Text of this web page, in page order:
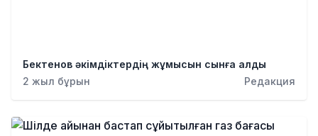
Бектенов әкімдіктердің жұмысын сынға алды
2 жыл бұрын
Редакция